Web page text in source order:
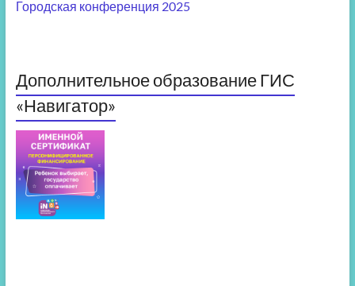
Городская конференция 2025
Дополнительное образование ГИС
«Навигатор»